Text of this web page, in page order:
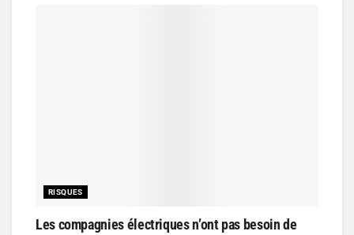
RISQUES
Les compagnies électriques n’ont pas besoin de